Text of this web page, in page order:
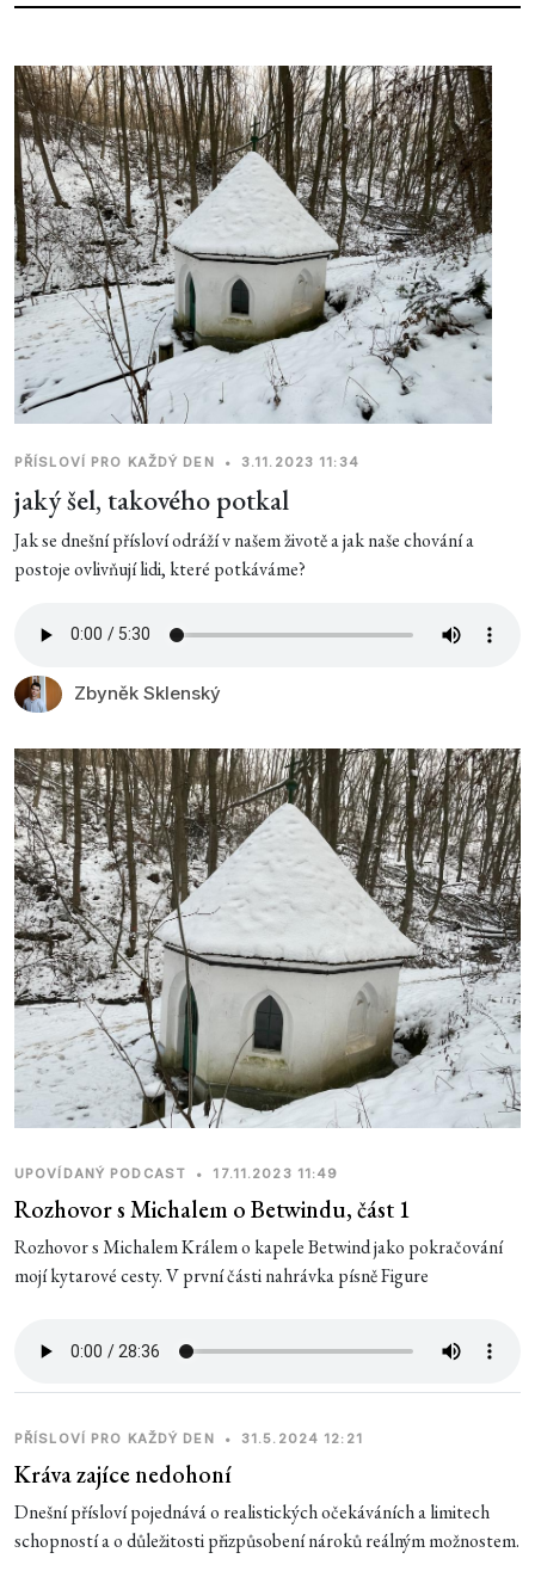
PŘÍSLOVÍ PRO KAŽDÝ DEN • 3.11.2023 11:34
jaký šel, takového potkal
Jak se dnešní přísloví odráží v našem životě a jak naše chování a
postoje ovlivňují lidi, které potkáváme?
Zbyněk Sklenský
UPOVÍDANÝ PODCAST • 17.11.2023 11:49
Rozhovor s Michalem o Betwindu, část 1
Rozhovor s Michalem Králem o kapele Betwind jako pokračování
mojí kytarové cesty. V první části nahrávka písně Figure
PŘÍSLOVÍ PRO KAŽDÝ DEN • 31.5.2024 12:21
Kráva zajíce nedohoní
Dnešní přísloví pojednává o realistických očekáváních a limitech
schopností a o důležitosti přizpůsobení nároků reálným možnostem.